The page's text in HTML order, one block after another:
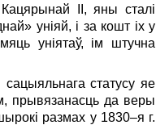
ІІ, яны сталі
уніяй, і за кошт іх у
уніятаў, ім штучна
статусу яе
прывязанасць да веры
размах у 1830–я г.